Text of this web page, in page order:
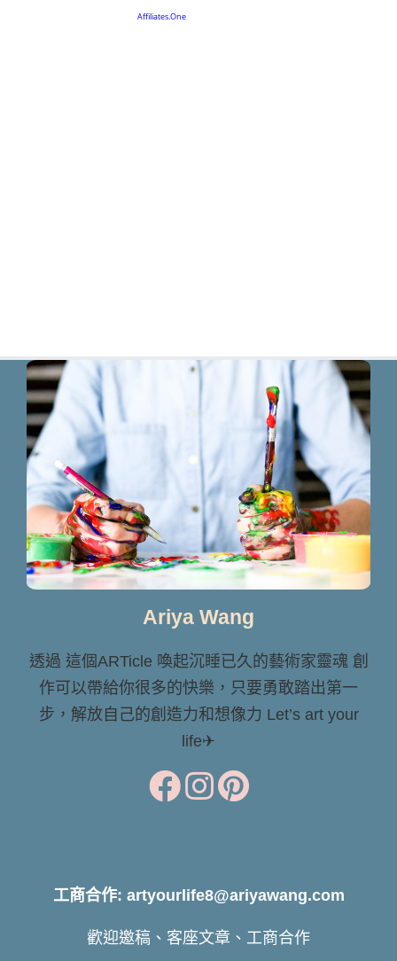
Ariya Wang
透過 這個ARTicle 喚起沉睡已久的藝術家靈魂 創
作可以帶給你很多的快樂，只要勇敢踏出第一
步，解放自己的創造力和想像力 Let’s art your
life✈
工商合作: artyourlife8@ariyawang.com
歡迎邀稿、客座文章、工商合作